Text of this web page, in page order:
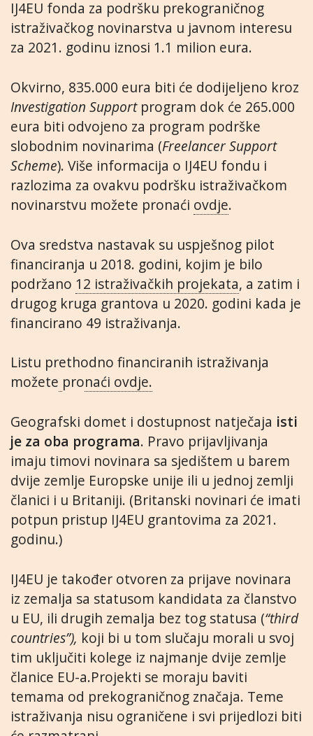
IJ4EU fonda za podršku prekograničnog
istraživačkog novinarstva u javnom interesu
za 2021. godinu iznosi 1.1 milion eura.
Okvirno, 835.000 eura biti će dodijeljeno kroz
Investigation Supportprogram dok će 265.000
eura biti odvojeno za program podrške
slobodnim novinarima (Freelancer Support
Scheme). Više informacija o IJ4EU fondu i
razlozima za ovakvu podršku istraživačkom
novinarstvu možete pronaći ovdje.
Ova sredstva nastavak su uspješnog pilot
financiranja u 2018. godini, kojim je bilo
podržano 12 istraživačkih projekata, a zatim i
drugog kruga grantova u 2020. godini kada je
financirano 49 istraživanja.
Listu prethodno financiranih istraživanja
možete pronaći ovdje.
Geografski domet i dostupnost natječaja isti
je za oba programa. Pravo prijavljivanja
imaju timovi novinara sa sjedištem u barem
dvije zemlje Europske unije ili u jednoj zemlji
članici i u Britaniji. (Britanski novinari će imati
potpun pristup IJ4EU grantovima za 2021.
godinu.)
IJ4EU je također otvoren za prijave novinara
iz zemalja sa statusom kandidata za članstvo
u EU, ili drugih zemalja bez tog statusa (“third
countries”), koji bi u tom slučaju morali u svoj
tim uključiti kolege iz najmanje dvije zemlje
članice EU-a.Projekti se moraju baviti
temama od prekograničnog značaja. Teme
istraživanja nisu ograničene i svi prijedlozi biti